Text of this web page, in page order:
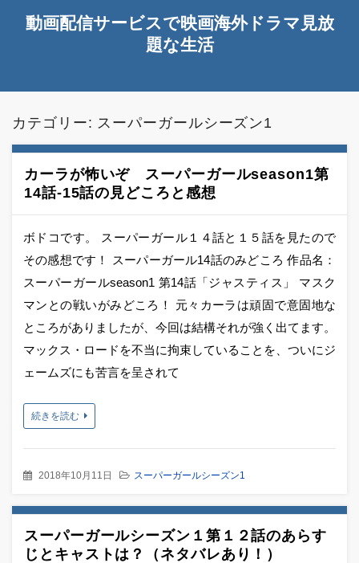
動画配信サービスで映画海外ドラマ見放
題な生活
カテゴリー: スーパーガールシーズン1
カーラが怖いぞ スーパーガールseason1第
14話-15話の見どころと感想
ボドコです。 スーパーガール１４話と１５話を見たので
その感想です！ スーパーガール14話のみどころ 作品名：
スーパーガールseason1 第14話「ジャスティス」 マスク
マンとの戦いがみどころ！ 元々カーラは頑固で意固地な
ところがありましたが、今回は結構それが強く出てます。
マックス・ロードを不当に拘束していることを、ついにジ
ェームズにも苦言を呈されて
続きを読む
2018年10月11日 スーパーガールシーズン1
スーパーガールシーズン１第１２話のあらす
じとキャストは？（ネタバレあり！）